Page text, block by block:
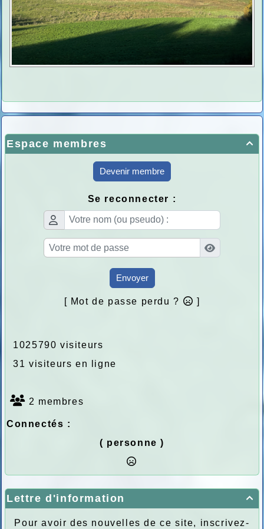

Espace membres
Devenir membre
Se reconnecter :
Envoyer
[ Mot de passe perdu ? ]
1025790 visiteurs
31 visiteurs en ligne
2 membres
Connectés :
( personne )

Lettre d'information
Pour avoir des nouvelles de ce site, inscrivez-